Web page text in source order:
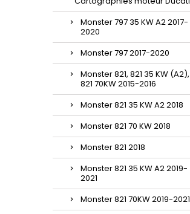
Monster 797 35 KW A2 2017-
2020
Monster 797 2017-2020
Monster 821, 821 35 KW (A2),
821 70KW 2015-2016
Monster 821 35 KW A2 2018
Monster 821 70 KW 2018
Monster 821 2018
Monster 821 35 KW A2 2019-
2021
Monster 821 70KW 2019-2021